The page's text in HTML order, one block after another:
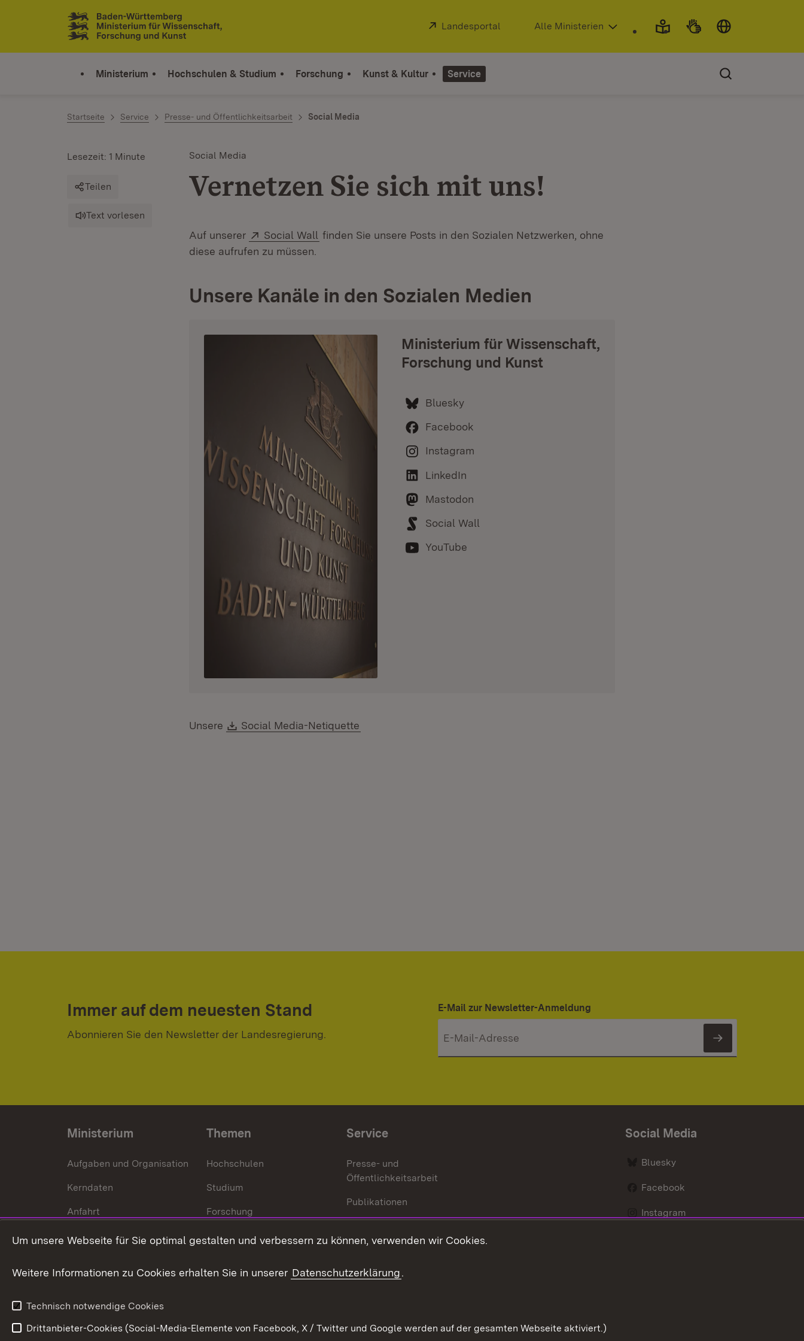
Zum Inhalt springen
Link zur Startseite
Extern:
Landesportal (Öffnet in neuem Fenster)
Alle Ministerien
Ministerium Hochschulen & Studium Forschung Kunst & Kultur Service
Startseite Service Presse- und Öffentlichkeitsarbeit Social Media
Social Media
Vernetzen Sie sich mit uns!
Lesezeit: 1 Minute
Teilen
Text vorlesen
Auf unserer Extern:
Social Wall (Öffnet in neuem Fenster)
finden Sie unsere Posts in den Sozialen Netzwerken, ohne
diese aufrufen zu müssen.
Unsere Kanäle in den Sozialen Medien
Ministerium für Wissenschaft,
Forschung und Kunst
Bluesky
Facebook
Instagram
LinkedIn
Mastodon
Social Wall
YouTube
Unsere Download:
Social Media-Netiquette
Immer auf dem neuesten Stand
Abonnieren Sie den Newsletter der Landesregierung.
E-Mail zur Newsletter-Anmeldung
Newsletter
Ministerium
Aufgaben und Organisation
Kerndaten
Anfahrt
Themen
Hochschulen
Studium
Forschung
Internationales
Service
Presse- und
Öffentlichkeitsarbeit
Publikationen
Mediathek
Ausschreibungen
Social Media
Bluesky
Facebook
Instagram
Um unsere Webseite für Sie optimal gestalten und verbessern zu können, verwenden wir Cookies.
Weitere Informationen zu Cookies erhalten Sie in unserer Datenschutzerklärung.
Technisch notwendige Cookies
Drittanbieter-Cookies (Social-Media-Elemente von Facebook, X / Twitter und Google werden auf der gesamten Webseite aktiviert.)